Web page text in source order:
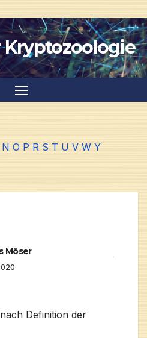
N O P R S T U V W Y
Möser
Definition der